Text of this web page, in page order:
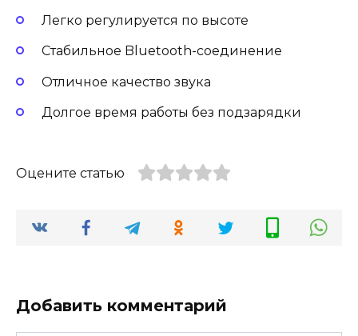
Легко регулируется по высоте
Стабильное Bluetooth-соединение
Отличное качество звука
Долгое время работы без подзарядки
Оцените статью
Добавить комментарий